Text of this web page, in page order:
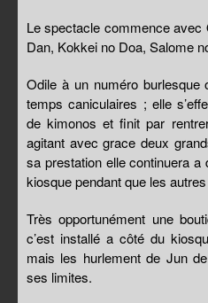
Le spectacle commence
Dan, Kokkei no Doa, Salome
Odile à un numéro burlesque
temps caniculaires ; elle
de kimonos et finit par
agitant avec grace deux
sa prestation elle continuera
kiosque pendant que les
Très opportunément une
c’est installé a côté du
mais les hurlement de Jun
ses limites.